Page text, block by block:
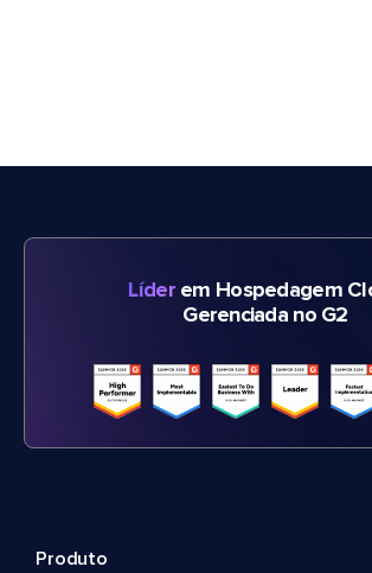
Líderem Hospedagem
Gerenciada no G2
Produto